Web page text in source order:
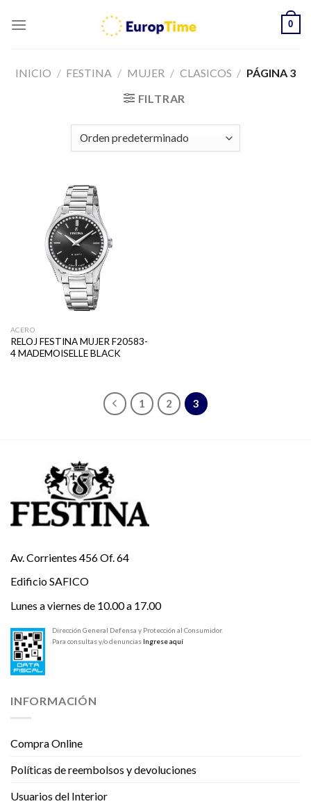
0
INICIO / FESTINA / MUJER / CLASICOS / PÁGINA 3
FILTRAR
ACERO
RELOJ FESTINA MUJER F20583-
4 MADEMOISELLE BLACK
1 2 3
Av. Corrientes 456 Of. 64
Edificio SAFICO
Lunes a viernes de 10.00 a 17.00
Dirección General Defensa y Protección al Consumidor.
Para consultas y/o denuncias Ingrese aquí
INFORMACIÓN
Compra Online
Políticas de reembolsos y devoluciones
Usuarios del Interior